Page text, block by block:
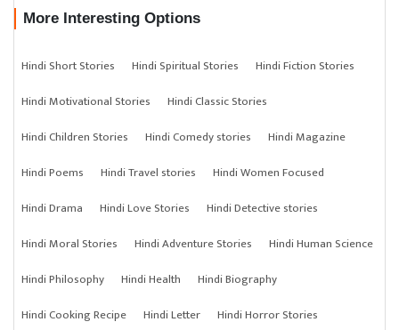
More Interesting Options
Hindi Short Stories Hindi Spiritual Stories
Hindi Fiction Stories
Hindi Motivational Stories
Hindi Classic Stories
Hindi Children Stories
Hindi Comedy stories
Hindi Magazine
Hindi Poems
Hindi Travel stories
Hindi Women Focused
Hindi Drama
Hindi Love Stories
Hindi Detective stories
Hindi Moral Stories
Hindi Adventure Stories
Hindi Human Science
Hindi Philosophy
Hindi Health
Hindi Biography
Hindi Cooking Recipe
Hindi Letter Hindi Horror Stories